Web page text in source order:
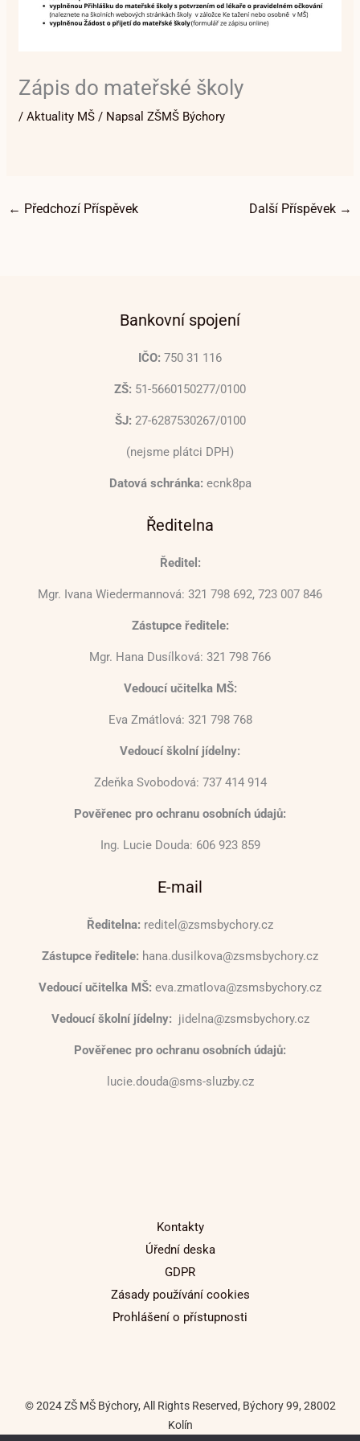
Zápis do mateřské školy
/Aktuality MŠ / NapsalZŠMŠ Býchory
← Předchozí Příspěvek Další Příspěvek →
Bankovní spojení
IČO: 750 31 116
ZŠ: 51-5660150277/0100
ŠJ: 27-6287530267/0100
(nejsme plátci DPH)
Datová schránka: ecnk8pa
Ředitelna
Ředitel:
Mgr. Ivana Wiedermannová: 321 798 692, 723 007 846
Zástupce ředitele:
Mgr. Hana Dusílková: 321 798 766
Vedoucí učitelka MŠ:
Eva Zmátlová: 321 798 768
Vedoucí školní jídelny:
Zdeňka Svobodová: 737 414 914
Pověřenec pro ochranu osobních údajů:
Ing. Lucie Douda: 606 923 859
E-mail
Ředitelna: reditel@zsmsbychory.cz
Zástupce ředitele: hana.dusilkova@zsmsbychory.cz
Vedoucí učitelka MŠ: eva.zmatlova@zsmsbychory.cz
Vedoucí školní jídelny: jidelna@zsmsbychory.cz
Pověřenec pro ochranu osobních údajů:
lucie.douda@sms-sluzby.cz
Kontakty
Úřední deska
GDPR
Zásady používání cookies
Prohlášení o přístupnosti
© 2024 ZŠ MŠ Býchory, All Rights Reserved, Býchory 99, 28002
Kolín